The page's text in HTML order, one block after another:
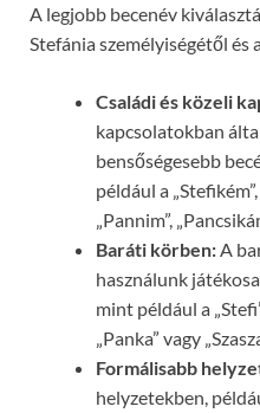
A legjobb becenév
Stefánia személyiségétől és
Családi és közeli
kapcsolatokban
bensőségesebb
például a
„Pannim”,
Baráti körben:A
használunk
mint például a
„Panka” vagy
Formálisabb
helyzetekben,